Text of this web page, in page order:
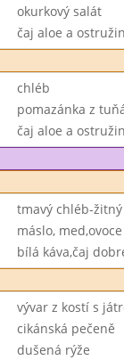
okurkový salát
čaj aloe a
chléb
pomazánka z
čaj aloe a
tmavý chléb-žitný
máslo, med,ovoce
bílá káva,čaj
vývar z kostí s
cikánská pečeně
dušená rýže